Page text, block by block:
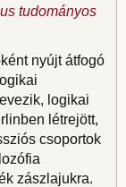
tudományos
nyújt átfogó
logikai
létrejött,
csoportok
zászlajukra.